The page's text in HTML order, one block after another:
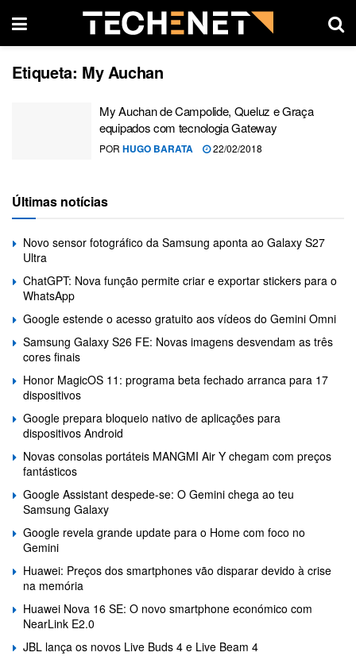
Etiqueta: My Auchan
My Auchan de Campolide, Queluz e Graça
equipados com tecnologia Gateway
POR HUGO BARATA 22/02/2018
Últimas notícias
Novo sensor fotográfico da Samsung aponta ao Galaxy S27
Ultra
ChatGPT: Nova função permite criar e exportar stickers para o
WhatsApp
Google estende o acesso gratuito aos vídeos do Gemini Omni
Samsung Galaxy S26 FE: Novas imagens desvendam as três
cores finais
Honor MagicOS 11: programa beta fechado arranca para 17
dispositivos
Google prepara bloqueio nativo de aplicações para
dispositivos Android
Novas consolas portáteis MANGMI Air Y chegam com preços
fantásticos
Google Assistant despede-se: O Gemini chega ao teu
Samsung Galaxy
Google revela grande update para o Home com foco no
Gemini
Huawei: Preços dos smartphones vão disparar devido à crise
na memória
Huawei Nova 16 SE: O novo smartphone económico com
NearLink E2.0
JBL lança os novos Live Buds 4 e Live Beam 4